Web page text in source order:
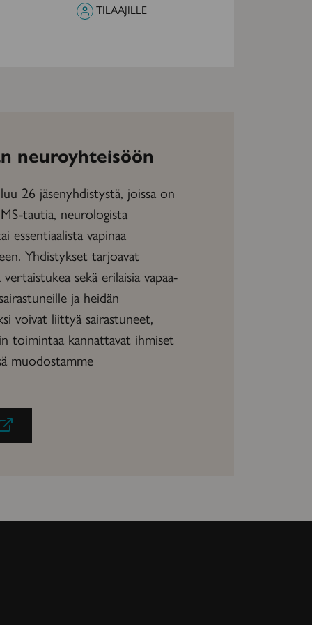
TILAAJILLE
neuroyhteisöön
26 jäsenyhdistystä, joissa on
tautia, neurologista
essentiaalista vapinaa
Yhdistykset tarjoavat
sekä erilaisia vapaa-
ja heidän
voivat liittyä sairastuneet,
toimintaa kannattavat ihmiset
muodostamme